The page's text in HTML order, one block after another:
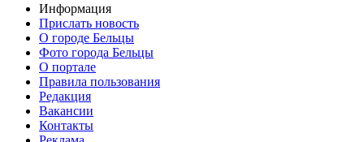
Информация
Прислать новость
О городе Бельцы
Фото города Бельцы
О портале
Правила пользования
Редакция
Вакансии
Контакты